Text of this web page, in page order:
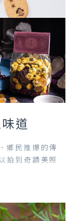
道
鄉民推爆的傳
拍到奇蹟美照